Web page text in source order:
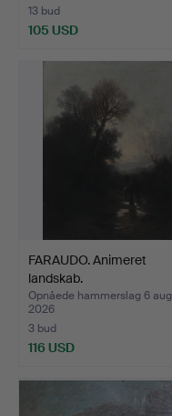
13 bud
105 USD
FARAUDO. Animeret
landskab.
Opnåede hammerslag 6 aug
2026
3 bud
116 USD